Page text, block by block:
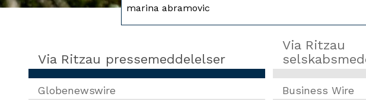
Via Ritzau pressemeddelelser
Via Ritzau
Globenewswire Business Wire